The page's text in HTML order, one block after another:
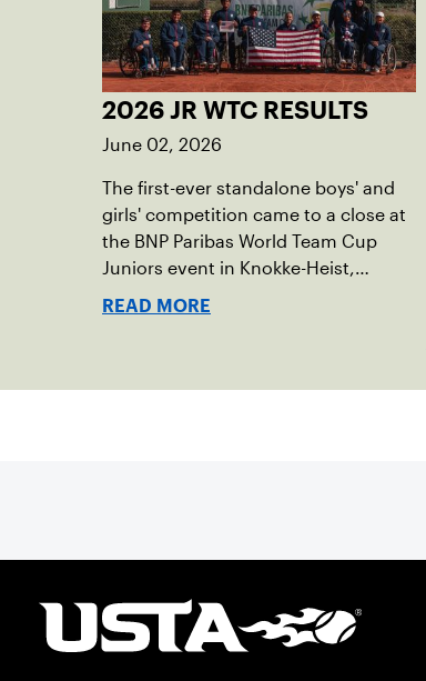
2026 JR WTC RESULTS
June 02, 2026
The first-ever standalone boys' and
girls' competition came to a close at
the BNP Paribas World Team Cup
Juniors event in Knokke-Heist,
Belgium.
READ MORE